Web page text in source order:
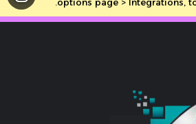
options page > Integrations,